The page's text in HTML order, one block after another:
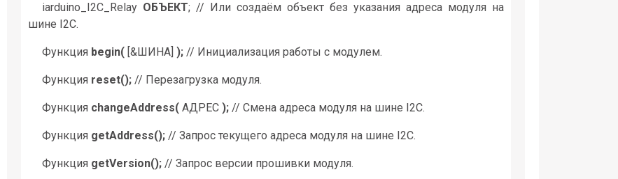
iarduino_I2C_Relay ОБЪЕКТ; // Или создаём объект без указания адреса модуля на
шине I2C.
Функция begin( [&ШИНА] ); // Инициализация работы с модулем.
Функция reset(); // Перезагрузка модуля.
Функция changeAddress( АДРЕС ); // Смена адреса модуля на шине I2C.
Функция getAddress(); // Запрос текущего адреса модуля на шине I2C.
Функция getVersion(); // Запрос версии прошивки модуля.